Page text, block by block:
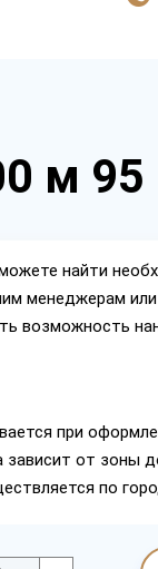
м
найти
менеджерам
возможность
при
зависит от зоны
по